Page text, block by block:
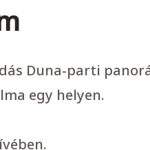
Duna-parti
egy helyen.